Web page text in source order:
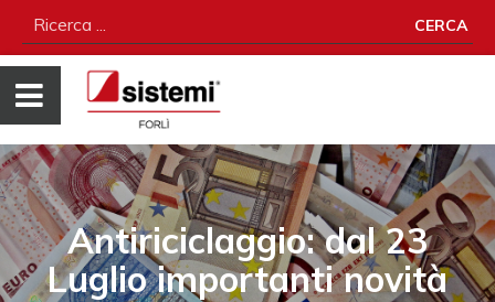
CERCA
Antiriciclaggio: dal 23
Luglio importanti novità